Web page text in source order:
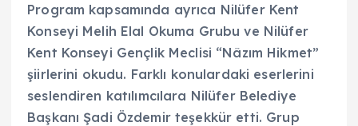
Program kapsamında ayrıca Nilüfer Kent
Konseyi Melih Elal Okuma Grubu ve Nilüfer
Kent Konseyi Gençlik Meclisi “Nâzım Hikmet”
şiirlerini okudu. Farklı konulardaki eserlerini
seslendiren katılımcılara Nilüfer Belediye
Başkanı Şadi Özdemir teşekkür etti. Grup